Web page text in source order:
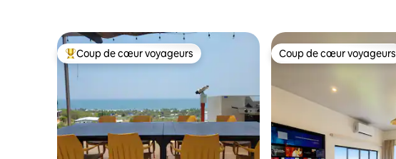
Coups de cœur voyageurs les plus appréciés
Coup de cœur voyageurs Coup de cœur voyageurs
Coup de cœur voyageurs